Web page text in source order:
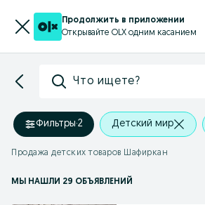
Продолжить в приложении
Открывайте OLX одним касанием
Что ищете?
Фильтры·2 Детский мир
Продажа детских товаров Шафиркан
МЫ НАШЛИ 29 ОБЪЯВЛЕНИЙ